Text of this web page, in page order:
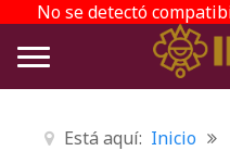
No se detectó
Está aquí: Inicio